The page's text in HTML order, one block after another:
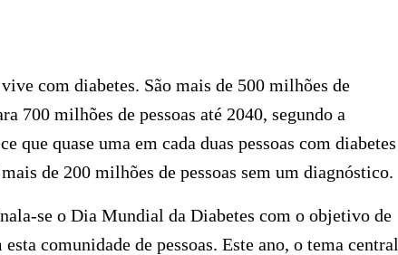
com diabetes. São mais de 500 milhões de
700 milhões de pessoas até 2040, segundo a
que quase uma em cada duas pessoas com diabetes
de 200 milhões de pessoas sem um diagnóstico.
se o Dia Mundial da Diabetes com o objetivo de
comunidade de pessoas. Este ano, o tema central